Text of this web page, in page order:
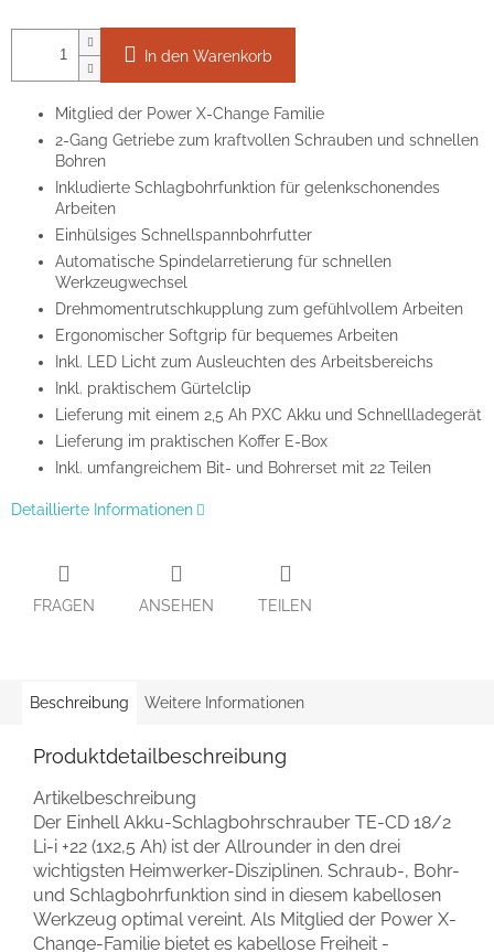
In den Warenkorb
Mitglied der Power X-Change Familie
2-Gang Getriebe zum kraftvollen Schrauben und schnellen
Bohren
Inkludierte Schlagbohrfunktion für gelenkschonendes
Arbeiten
Einhülsiges Schnellspannbohrfutter
Automatische Spindelarretierung für schnellen
Werkzeugwechsel
Drehmomentrutschkupplung zum gefühlvollem Arbeiten
Ergonomischer Softgrip für bequemes Arbeiten
Inkl. LED Licht zum Ausleuchten des Arbeitsbereichs
Inkl. praktischem Gürtelclip
Lieferung mit einem 2,5 Ah PXC Akku und Schnellladegerät
Lieferung im praktischen Koffer E-Box
Inkl. umfangreichem Bit- und Bohrerset mit 22 Teilen
Detaillierte Informationen
FRAGEN ANSEHEN TEILEN
Beschreibung Weitere Informationen
Produktdetailbeschreibung
Artikelbeschreibung
Der Einhell Akku-Schlagbohrschrauber TE-CD 18/2
Li-i +22 (1x2,5 Ah) ist der Allrounder in den drei
wichtigsten Heimwerker-Disziplinen. Schraub-, Bohr-
und Schlagbohrfunktion sind in diesem kabellosen
Werkzeug optimal vereint. Als Mitglied der Power X-
Change-Familie bietet es kabellose Freiheit -